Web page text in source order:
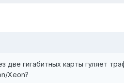
две гигабитных карты гуляет
Xeon?